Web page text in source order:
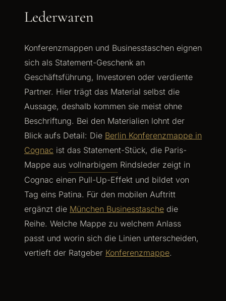
Lederwaren
Konferenzmappen und Businesstaschen eignen
sich als Statement-Geschenk an
Geschäftsführung, Investoren oder verdiente
Partner. Hier trägt das Material selbst die
Aussage, deshalb kommen sie meist ohne
Beschriftung. Bei den Materialien lohnt der
Blick aufs Detail: Die Berlin Konferenzmappe in
Cognac ist das Statement-Stück, die Paris-
Mappe aus vollnarbigem Rindsleder zeigt in
Cognac einen Pull-Up-Effekt und bildet von
Tag eins Patina. Für den mobilen Auftritt
ergänzt die München Businesstasche die
Reihe. Welche Mappe zu welchem Anlass
passt und worin sich die Linien unterscheiden,
vertieft der Ratgeber Konferenzmappe.